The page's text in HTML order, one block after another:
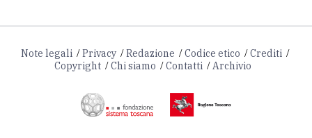
Note legali Privacy Redazione Codice etico
Crediti
Copyright
Chi siamo Contatti Archivio